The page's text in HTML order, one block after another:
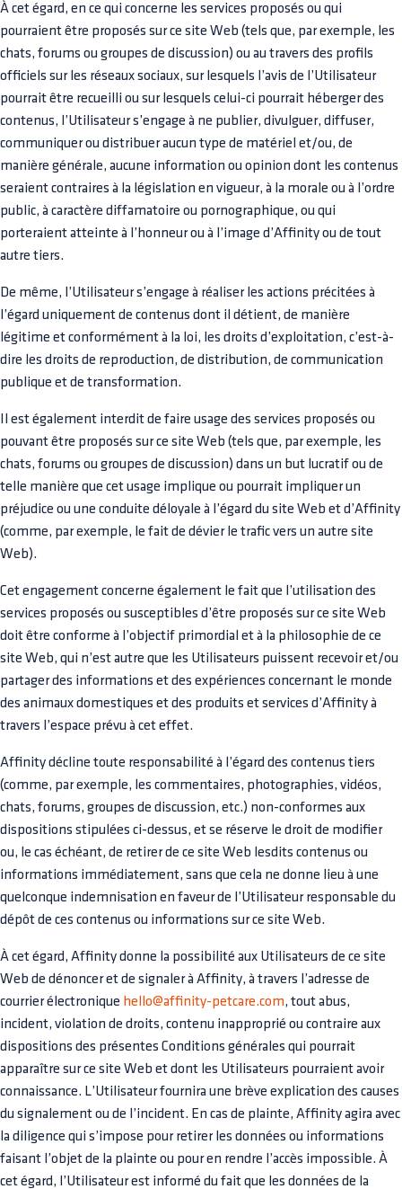
À cet égard, en ce qui concerne les services proposés ou qui
pourraient être proposés sur ce site Web (tels que, par exemple, les
chats, forums ou groupes de discussion) ou au travers des profils
officiels sur les réseaux sociaux, sur lesquels l’avis de l’Utilisateur
pourrait être recueilli ou sur lesquels celui-ci pourrait héberger des
contenus, l’Utilisateur s’engage à ne publier, divulguer, diffuser,
communiquer ou distribuer aucun type de matériel et/ou, de
manière générale, aucune information ou opinion dont les contenus
seraient contraires à la législation en vigueur, à la morale ou à l’ordre
public, à caractère diffamatoire ou pornographique, ou qui
porteraient atteinte à l’honneur ou à l’image d’Affinity ou de tout
autre tiers.
De même, l’Utilisateur s’engage à réaliser les actions précitées à
l’égard uniquement de contenus dont il détient, de manière
légitime et conformément à la loi, les droits d’exploitation, c’est-à-
dire les droits de reproduction, de distribution, de communication
publique et de transformation.
Il est également interdit de faire usage des services proposés ou
pouvant être proposés sur ce site Web (tels que, par exemple, les
chats, forums ou groupes de discussion) dans un but lucratif ou de
telle manière que cet usage implique ou pourrait impliquer un
préjudice ou une conduite déloyale à l’égard du site Web et d’Affinity
(comme, par exemple, le fait de dévier le trafic vers un autre site
Web).
Cet engagement concerne également le fait que l’utilisation des
services proposés ou susceptibles d’être proposés sur ce site Web
doit être conforme à l’objectif primordial et à la philosophie de ce
site Web, qui n’est autre que les Utilisateurs puissent recevoir et/ou
partager des informations et des expériences concernant le monde
des animaux domestiques et des produits et services d’Affinity à
travers l’espace prévu à cet effet.
Affinity décline toute responsabilité à l’égard des contenus tiers
(comme, par exemple, les commentaires, photographies, vidéos,
chats, forums, groupes de discussion, etc.) non-conformes aux
dispositions stipulées ci-dessus, et se réserve le droit de modifier
ou, le cas échéant, de retirer de ce site Web lesdits contenus ou
informations immédiatement, sans que cela ne donne lieu à une
quelconque indemnisation en faveur de l’Utilisateur responsable du
dépôt de ces contenus ou informations sur ce site Web.
À cet égard, Affinity donne la possibilité aux Utilisateurs de ce site
Web de dénoncer et de signaler à Affinity, à travers l’adresse de
courrier électronique hello@affinity-petcare.com, tout abus,
incident, violation de droits, contenu inapproprié ou contraire aux
dispositions des présentes Conditions générales qui pourrait
apparaître sur ce site Web et dont les Utilisateurs pourraient avoir
connaissance. L’Utilisateur fournira une brève explication des causes
du signalement ou de l’incident. En cas de plainte, Affinity agira avec
la diligence qui s’impose pour retirer les données ou informations
faisant l’objet de la plainte ou pour en rendre l’accès impossible. À
cet égard, l’Utilisateur est informé du fait que les données de la